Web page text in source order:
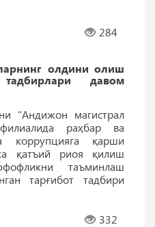
284
олдини олиш
давом
“Андижон магистрал
раҳбар ва
коррупцияга қарши
қатъий риоя қилиш
таъминлаш
тарғибот тадбири
332